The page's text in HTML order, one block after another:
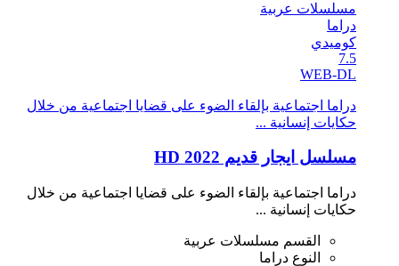
مسلسلات عربية
دراما
كوميدي
7.5
WEB-DL
دراما اجتماعية بإلقاء الضوء على قضايا اجتماعية من خلال
حكايات إنسانية ...
مسلسل ايجار قديم 2022 HD
دراما اجتماعية بإلقاء الضوء على قضايا اجتماعية من خلال
حكايات إنسانية ...
القسم مسلسلات عربية
النوع دراما